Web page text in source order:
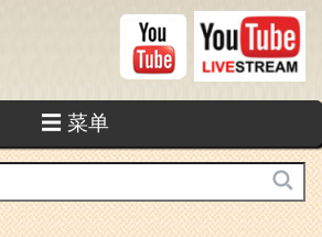
☰ 菜单